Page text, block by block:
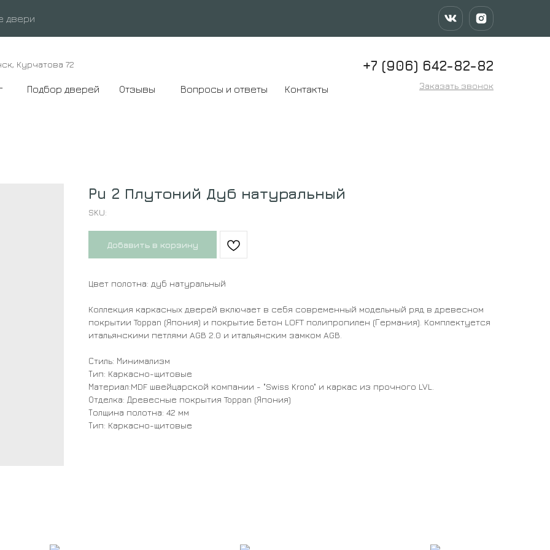
двери
Курчатова 72
Подбор дверей Отзывы Контакты
Вопросы и ответы
+7 (906) 642-82-82
Заказать звонок
Pu 2 Плутоний Дуб натуральный
SKU:
Добавить в корзину
Цвет полотна: дуб натуральный
Коллекция каркасных дверей включает в себя современный модельный ряд в древесном
покрытии Toppan (Япония) и покрытие Бетон LOFT полипропилен (Германия). Комплектуется
итальянскими петлями AGB 2.0 и итальянским замком AGB.
Стиль: Минимализм
Тип: Каркасно-щитовые
Материал:MDF швейцарской компании - "Swiss Krono" и каркас из прочного LVL.
Отделка: Древесные покрытия Toppan (Япония)
Толщина полотна: 42 мм
Тип: Каркасно-щитовые